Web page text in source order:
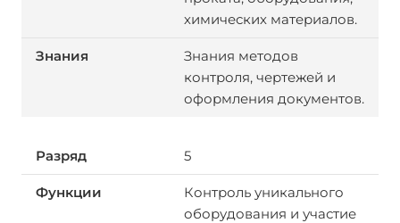
химических материалов.
Знания методов
контроля, чертежей и
оформления документов.
5
Контроль уникального
оборудования и участие